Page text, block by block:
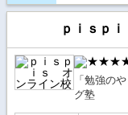
ｐｉｓｐ
「勉強の
グ塾